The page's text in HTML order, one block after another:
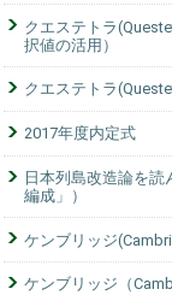
クエステトラ
択値の活用）
クエステトラ
2017年度内定式
日本列島改造論を
編成」）
ケンブリッジ
ケンブリッジ（